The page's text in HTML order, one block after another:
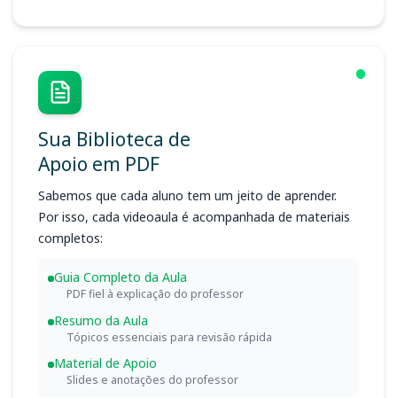
Sua Biblioteca de
Apoio em PDF
Sabemos que cada aluno tem um jeito de aprender.
Por isso, cada videoaula é acompanhada de materiais
completos:
Guia Completo da Aula
PDF fiel à explicação do professor
Resumo da Aula
Tópicos essenciais para revisão rápida
Material de Apoio
Slides e anotações do professor